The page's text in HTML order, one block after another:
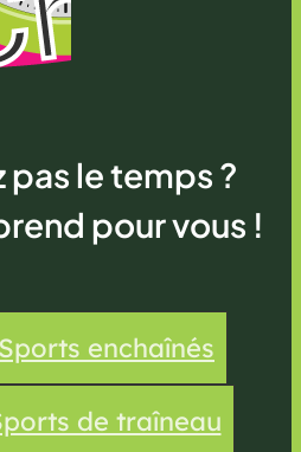
pas le temps ?
pour vous !
enchaînés
de traîneau